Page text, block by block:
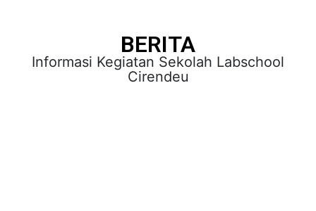
BERITA
Informasi Kegiatan Sekolah Labschool
Cirendeu